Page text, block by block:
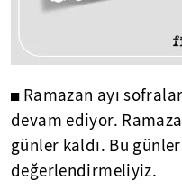
◼ Ramazan ayı
devam ediyor.
günler kaldı. Bu
değerlendirmeliyiz.